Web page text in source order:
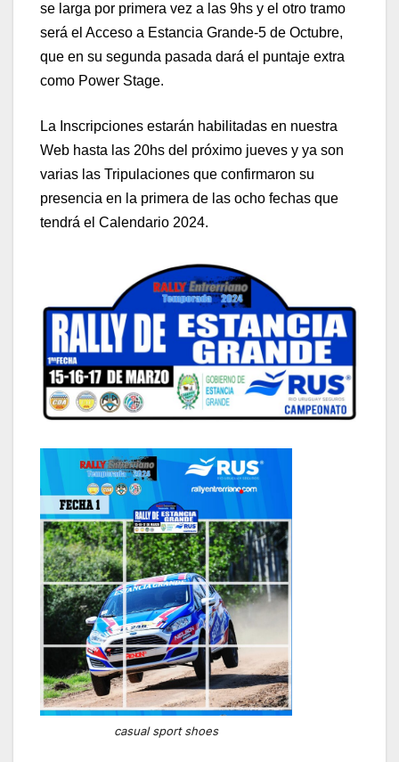
se larga por primera vez a las 9hs y el otro tramo
será el Acceso a Estancia Grande-5 de Octubre,
que en su segunda pasada dará el puntaje extra
como Power Stage.
La Inscripciones estarán habilitadas en nuestra
Web hasta las 20hs del próximo jueves y ya son
varias las Tripulaciones que confirmaron su
presencia en la primera de las ocho fechas que
tendrá el Calendario 2024.
casual sport shoes